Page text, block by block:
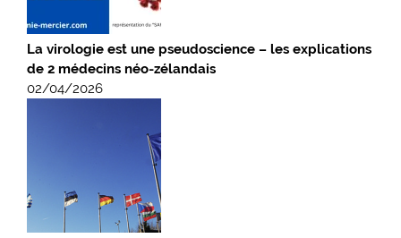
La virologie est une pseudoscience – les explications
de 2 médecins néo-zélandais
02/04/2026